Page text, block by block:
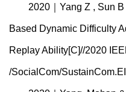
2020｜Yang Z , Sun B
Based Dynamic Difficulty
Replay Ability[C]//2020
/SocialCom/SustainCom.EI